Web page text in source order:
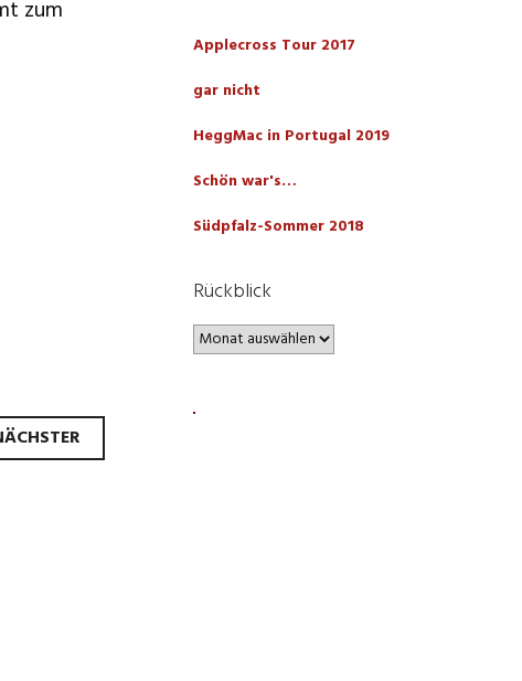
zum
Applecross Tour 2017
gar nicht
HeggMac in Portugal 2019
Schön war's…
Südpfalz-Sommer 2018
Rückblick
Rückblick